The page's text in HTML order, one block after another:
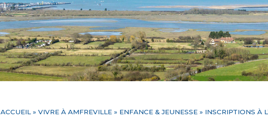
ACCUEIL »VIVRE À AMFREVILLE » ENFANCE & JEUNESSE » INSCRIPTIONS À